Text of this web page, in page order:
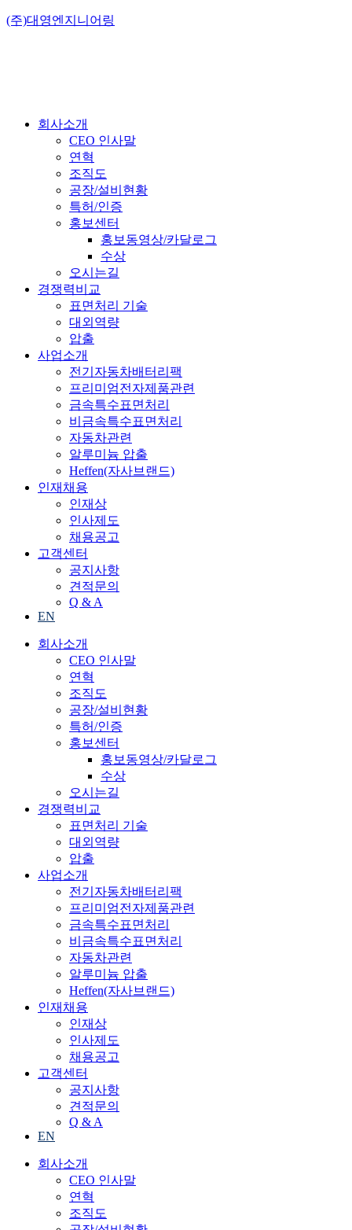
(주)대영엔지니어링
회사소개
CEO 인사말
연혁
조직도
공장/설비현황
특허/인증
홍보센터
홍보동영상/카달로그
수상
오시는길
경쟁력비교
표면처리 기술
대외역량
압출
사업소개
전기자동차배터리팩
프리미엄전자제품관련
금속특수표면처리
비금속특수표면처리
자동차관련
알루미늄 압출
Heffen(자사브랜드)
인재채용
인재상
인사제도
채용공고
고객센터
공지사항
견적문의
Q & A
EN
회사소개
CEO 인사말
연혁
조직도
공장/설비현황
특허/인증
홍보센터
홍보동영상/카달로그
수상
오시는길
경쟁력비교
표면처리 기술
대외역량
압출
사업소개
전기자동차배터리팩
프리미엄전자제품관련
금속특수표면처리
비금속특수표면처리
자동차관련
알루미늄 압출
Heffen(자사브랜드)
인재채용
인재상
인사제도
채용공고
고객센터
공지사항
견적문의
Q & A
EN
회사소개
CEO 인사말
연혁
조직도